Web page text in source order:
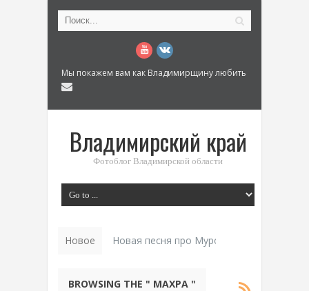
Мы покажем вам как Владимирщину любить
Владимирский край
Фотоблог Владимирской области
Новое Новая песня про Муром: «Былинный
BROWSING THE " МАХРА "